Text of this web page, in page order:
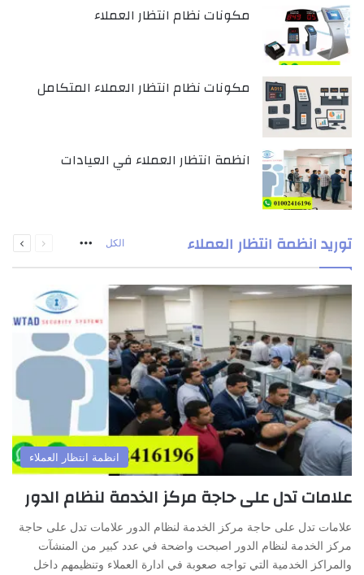
مكونات نظام انتظار العملاء
مكونات نظام انتظار العملاء المتكامل
انظمة انتظار العملاء في العيادات
توريد انظمة انتظار العملاء الكل
الصفحة
انظمة انتظار العملاء
علامات تدل على حاجة مركز الخدمة لنظام الدور
علامات تدل على حاجة مركز الخدمة لنظام الدور علامات تدل على حاجة
مركز الخدمة لنظام الدور اصبحت واضحة في عدد كبير من المنشآت
والمراكز الخدمية التي تواجه صعوبة في ادارة العملاء وتنظيمهم داخل